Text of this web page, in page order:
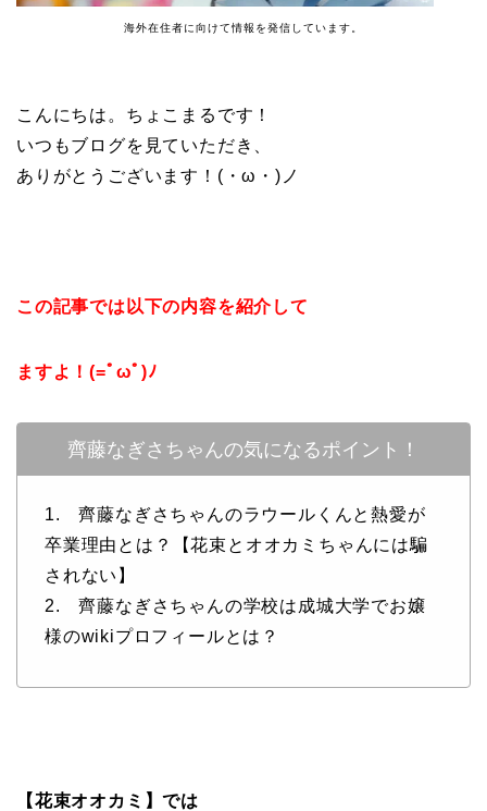
海外在住者に向けて情報を発信しています。
こんにちは。ちょこまるです！
いつもブログを見ていただき、
ありがとうございます！(・ω・)ノ
この記事では以下の内容を紹介して
ますよ！(=ﾟωﾟ)ﾉ
齊藤なぎさちゃんの気になるポイント！
1. 齊藤なぎさちゃんのラウールくんと熱愛が
卒業理由とは？【花束とオオカミちゃんには騙
されない】
2. 齊藤なぎさちゃんの学校は成城大学でお嬢
様のwikiプロフィールとは？
【花束オオカミ】では